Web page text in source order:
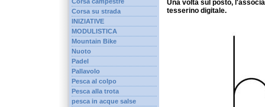
Corsa su strada
INIZIATIVE
MODULISTICA
Mountain Bike
Nuoto
Padel
Pallavolo
Pesca al colpo
Pesca alla trota
pesca in acque salse
Una volta sul posto,
tesserino digitale.